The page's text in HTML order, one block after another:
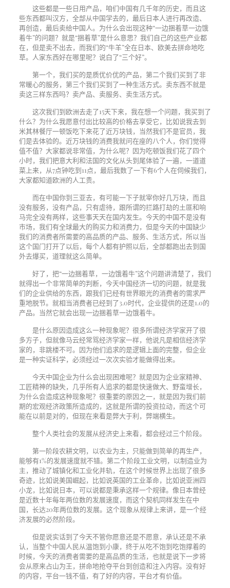
这些都是一些日用产品，咱们中国有几千年的历史，而且这
些东西都叫汉方，全部从中国学去的，最后日本人进行再改造、
再创造，最后卖给中国人。为什么会出现这种“一边捆着草一边饿
着牛”的问题？就是“捆着草”是什么意思？我们自己的这些产业都
在，但是卖不出去，而我们的“牛羊”全在日本、欧美去拼命地吃
草。人家东西好在哪里呢？说白了“三个好”。
第一个，我们买的是质优价优的产品，第二个我们买到了非
常暖心的服务，第三个我们买到了一种生活方式。卖东西不就是
卖这三样东西吗？卖产品、卖服务、卖生活方式。
这次我们到欧洲去走了15天下来，我在想一个问题，我买到了
什么？为什么我愿意付出比较高的价格去享受它，比如说我去到
米其林餐厅一顿饭吃下来花了近万块钱，当然我们不是官员，我
们是去体验的。近万块钱的消费我就问在座的八个人，你们觉得
值不值？大家都说非常值，为什么呢？因为吃顿饭我们花了四个
小时，我们把意大利和法国的文化从头到尾体验了一遍，一道道
菜上来，从7点钟吃到11点，最后我数了一下有6个人在伺候我们，
大家都知道欧洲的人工贵。
而在中国你到三亚去，有可能一下子就宰你好几万块，而且
没有服务，没有产品，只有虐待，跟所谓的拦路打劫的土匪和响
马完全没有两样，这些事天天在国内发生。今天的中国不是没有
市场，我们有全球最大的购买力和消费力，但是今天的中国缺少
我们的消费者所需要的高品质的产品、服务、生活方式，所以当
这个国门打开了以后，每个人都有护照以后，全部都跑出去到国
外去爆买，道理就这么简单。
好了，把“一边捆着草，一边饿着牛”这个问题讲清楚了，我们
就得出一个非常简单的判断，今天中国经济一切的问题，就是我
们的企业供给的东西，跟我们已经有世界眼光的消费者的需求严
重地脱节。就相当消费者已经到了3.0时代，企业提供的还是1.0的
产品。当然它就会出现一边捆着草一边饿着牛。
是什么原因造成这么一种现象呢？很多所谓经济学家开了很
多方子，但就像马云经常骂经济学家一样，他说凡是相信经济学
家的，非跳楼不可。因为他们追求的是逻辑上面的完整，但企业
是一种实证科学，必须经过一次次实验才能做得出来。
今天中国企业为什么会出现困难呢？就是因为企业家精神、
工匠精神的缺失，几乎所有人追求的都是快速做大、野蛮增长，
为什么会造成这种现象呢？很重要的原因之一，就是因为我们前
期的宏观经济政策所造成的，这就是所谓的投资拉动，而这个可
能在以前是对的，但现在来看是弊大于利，弊端横生。
整个人类社会的发展从经济史上来看，都会经过三个阶段。
第一阶段农耕文明，以农业为主，只能做到简单的再生产，
能够有1%的发展速度就不错。第二个阶段工业文明，以制造业为
主，推动了城镇化和工业化并轨，在这个时候世界上出现了很多
奇迹，比如说美国崛起，比如说英国的工业革命，比如说亚洲四
小龙，比如说日本，可以说都是秉承这样一个规律。像日本曾经
是近数十年每年两位数的发展速度，而这个契机同样发生在中
国，长达20年两位数的发展。这个现象从规律上来讲，是一个经
济发展的必然阶段。
但是说实话到了今天不管你愿意还是不愿意，承认还是不承
认，当整个中国人民从温饱到小康，终于从吃不饱到吃饱撑着的
时候，今天的消费者需要的是高品质的生活，也就是说下一步将
会从原来占山为王，拼命地抢夺平台到创造和注入内容。没有好
的内容，平台一钱不值，有了好的内容，平台才有价值。